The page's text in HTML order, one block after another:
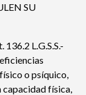
SU
L.G.S.S.-
o psíquico,
capacidad física,